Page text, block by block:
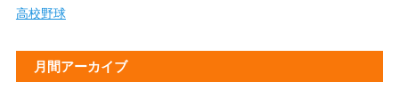
高校野球
月間アーカイブ